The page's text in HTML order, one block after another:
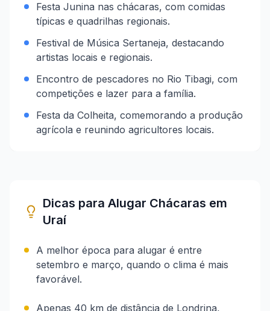
Festa Junina nas chácaras, com comidas
típicas e quadrilhas regionais.
Festival de Música Sertaneja, destacando
artistas locais e regionais.
Encontro de pescadores no Rio Tibagi, com
competições e lazer para a família.
Festa da Colheita, comemorando a produção
agrícola e reunindo agricultores locais.
Dicas para Alugar Chácaras em
Uraí
A melhor época para alugar é entre
setembro e março, quando o clima é mais
favorável.
Apenas 40 km de distância de Londrina,